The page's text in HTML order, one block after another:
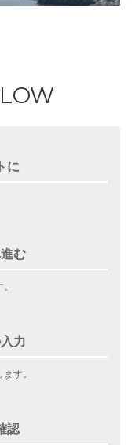
に
む
力
す。
認